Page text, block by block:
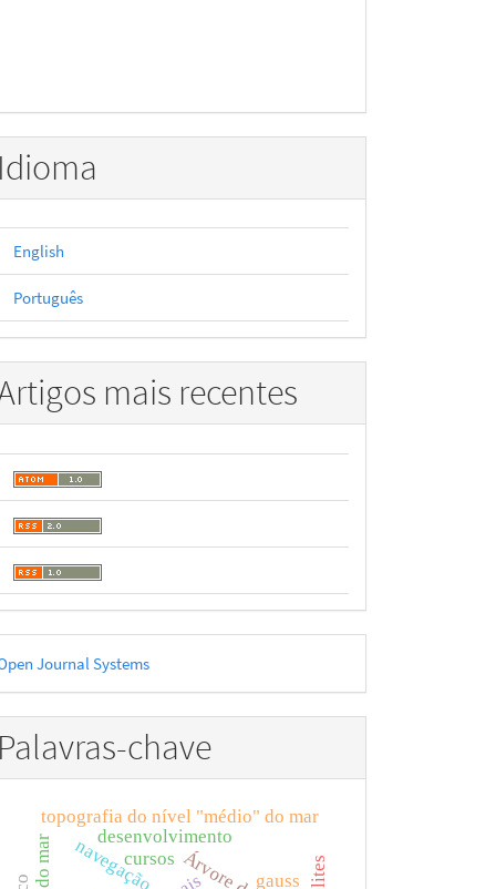
Idioma
English
Português
mais recentes
Journal Systems
Palavras-chave
topografia do nível "médio" do mar
navegação gauss
desenvolvimento
cursos